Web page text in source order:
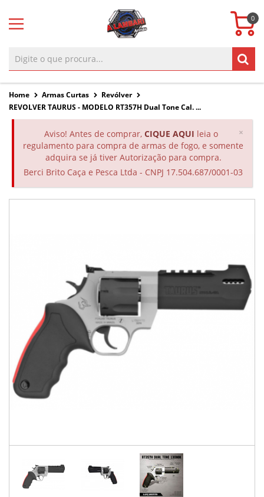
0
Home Armas Curtas
Revólver
REVOLVER TAURUS - MODELO RT357H Dual Tone Cal. ...
×
Aviso! Antes de comprar, CIQUE AQUI leia o
regulamento para compra de armas de fogo, e somente
adquira se já tiver Autorização para compra.
Berci Brito Caça e Pesca Ltda - CNPJ 17.504.687/0001-03